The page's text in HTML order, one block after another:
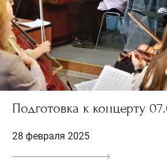
Подготовка к концерту
28 февраля 2025